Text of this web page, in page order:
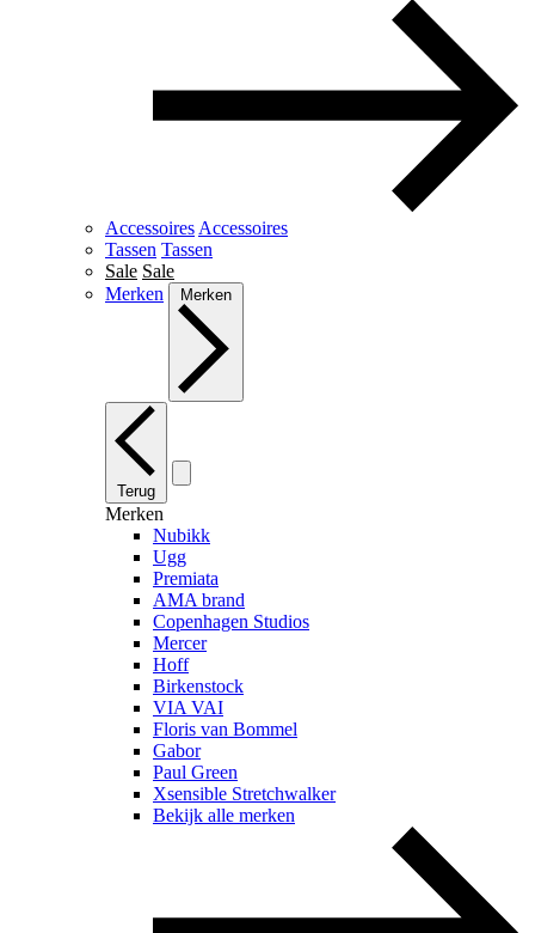
Accessoires Accessoires
Tassen Tassen
Sale Sale
Merken
Merken
Terug
Merken
Nubikk
Ugg
Premiata
AMA brand
Copenhagen Studios
Mercer
Hoff
Birkenstock
VIA VAI
Floris van Bommel
Gabor
Paul Green
Xsensible Stretchwalker
Bekijk alle merken